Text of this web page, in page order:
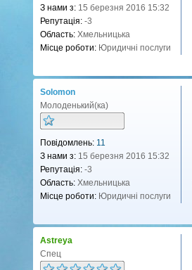
З нами з: 15 березня 2016 15:32
Репутація: -3
Область: Хмельницька
Місце роботи: Юридичні послуги
Solomon
Молоденький(ка)
Повідомлень: 11
З нами з: 15 березня 2016 15:32
Репутація: -3
Область: Хмельницька
Місце роботи: Юридичні послуги
Astreya
Спец